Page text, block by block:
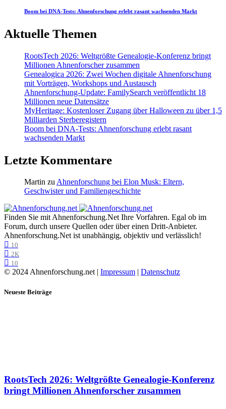
Boom bei DNA-Tests: Ahnenforschung erlebt rasant wachsenden Markt
Aktuelle Themen
RootsTech 2026: Weltgrößte Genealogie-Konferenz bringt
Millionen Ahnenforscher zusammen
Genealogica 2026: Zwei Wochen digitale Ahnenforschung
mit Vorträgen, Workshops und Austausch
Ahnenforschung-Update: FamilySearch veröffentlicht 18
Millionen neue Datensätze
MyHeritage: Kostenloser Zugang über Halloween zu über 1,5
Milliarden Sterberegistern
Boom bei DNA-Tests: Ahnenforschung erlebt rasant
wachsenden Markt
Letzte Kommentare
Martin zu Ahnenforschung bei Elon Musk: Eltern,
Geschwister und Familiengeschichte
Finden Sie mit Ahnenforschung.Net Ihre Vorfahren. Egal ob im
Forum, durch unsere Quellen oder über einen Dritt-Anbieter.
Ahnenforschung.Net ist unabhängig, objektiv und verlässlich!
10
2K
10
© 2024 Ahnenforschung.net | Impressum | Datenschutz
Neueste Beiträge
RootsTech 2026: Weltgrößte Genealogie-Konferenz
bringt Millionen Ahnenforscher zusammen